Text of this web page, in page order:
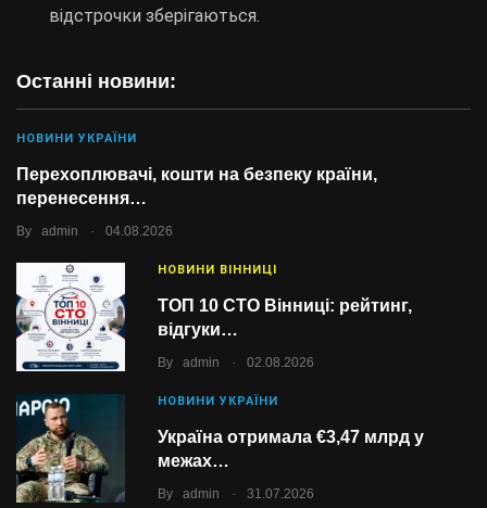
Останні новини:
НОВИНИ УКРАЇНИ
Перехоплювачі, кошти на безпеку країни,
перенесення…
By admin . 04.08.2026
НОВИНИ ВІННИЦІ
ТОП 10 СТО Вінниці: рейтинг,
відгуки…
By admin . 02.08.2026
НОВИНИ УКРАЇНИ
Україна отримала €3,47 млрд у
межах…
By admin . 31.07.2026
відстрочки зберігаються.